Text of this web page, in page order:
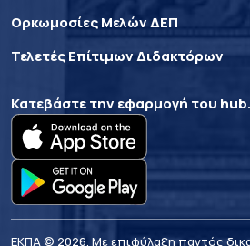
Ορκωμοσίες Μελών ΔΕΠ
Τελετές Επίτιμων Διδακτόρων
Κατεβάστε την εφαρμογή του
ΕΚΠΑ © 2026. Με επιφύλαξη παντός